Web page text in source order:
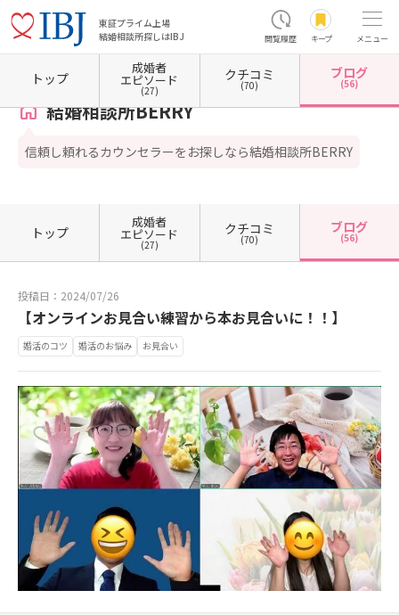
東証プライム上場
結婚相談所探しはIBJ
閲覧履歴 キープ メニュー
ホーム 栃木県の結婚相談所 栃木県下野市 結婚相談所BERRY カウンセラーブログ一覧
結婚相談所BERRY
信頼し頼れるカウンセラーをお探しなら結婚相談所BERRY
トップ
成婚者
エピソード
(27)
クチコミ
(70)
ブログ
(56)
トップ
成婚者
エピソード
(27)
クチコミ
(70)
ブログ
(56)
投稿日：2024/07/26
【オンラインお見合い練習から本お見合いに！！】
婚活のコツ 婚活のお悩み お見合い